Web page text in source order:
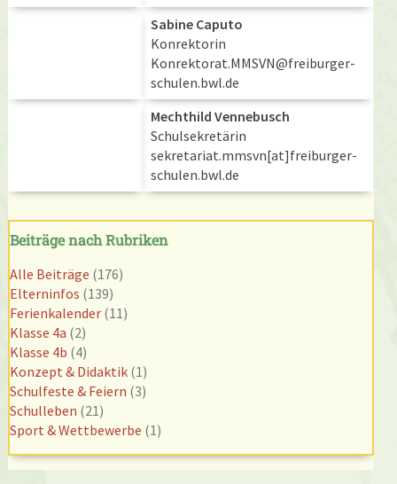
Sabine Caputo
Konrektorin
Konrektorat.MMSVN@freiburger-
schulen.bwl.de
Mechthild Vennebusch
Schulsekretärin
sekretariat.mmsvn[at]freiburger-
schulen.bwl.de
Beiträge nach Rubriken
Alle Beiträge (176)
Elterninfos (139)
Ferienkalender(11)
Klasse 4a (2)
Klasse 4b (4)
Konzept & Didaktik(1)
Schulfeste & Feiern (3)
Schulleben (21)
Sport & Wettbewerbe (1)